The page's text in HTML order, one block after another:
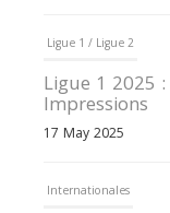
Ligue 1 / Ligue 2
Ligue 1 2025
Impressions
17 May 2025
Internationales